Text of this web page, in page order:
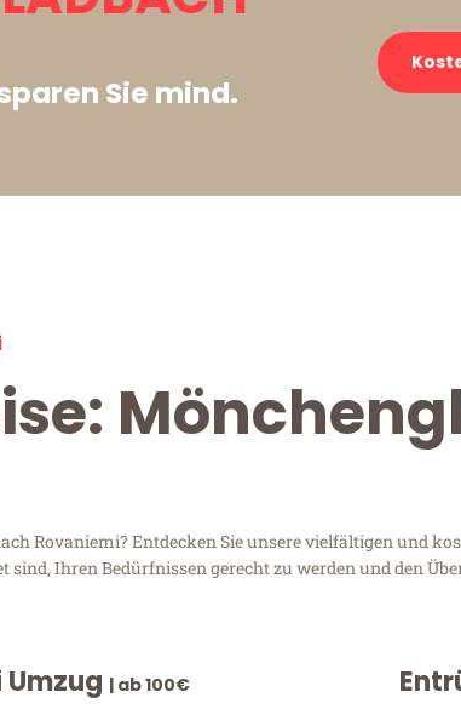
Sie mind.
Rovaniemi? Entdecken Sie unsere vielfältigen und
Ihren Bedürfnissen gerecht zu werden und den
Umzug | ab 100€